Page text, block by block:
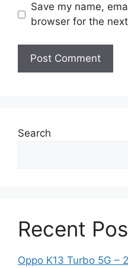
Save my name,
browser for the
Search
Recent
Oppo K13 Turbo 5G –